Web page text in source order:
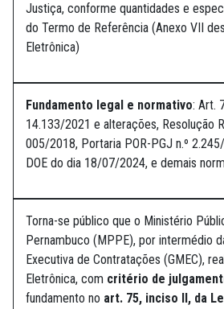
Justiça, conforme quantidades e
do Termo de Referência (Anexo VII
Eletrônica)
Fundamento legal e normativo: Art.
14.133/2021 e alterações, Resolução
005/2018, Portaria POR-PGJ n.º
DOE do dia 18/07/2024, e demais
Torna-se público que o Ministério
Pernambuco (MPPE), por intermédio
Executiva de Contratações (GMEC),
Eletrônica, com critério de
fundamento no art. 75, inciso II, da